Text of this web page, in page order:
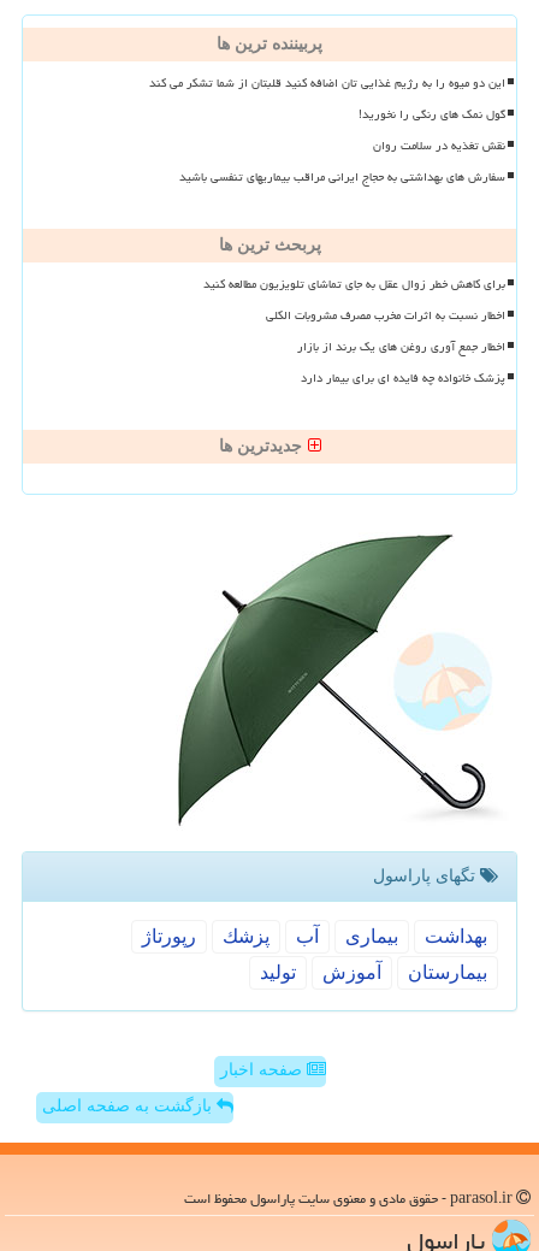
پربیننده ترین ها
این دو میوه را به رژیم غذایی تان اضافه کنید قلبتان از شما تشکر می کند
گول نمک های رنگی را نخورید!
نقش تغذیه در سلامت روان
سفارش های بهداشتی به حجاج ایرانی مراقب بیماریهای تنفسی باشید
پربحث ترین ها
برای کاهش خطر زوال عقل به جای تماشای تلویزیون مطالعه کنید
اخطار نسبت به اثرات مخرب مصرف مشروبات الکلی
اخطار جمع آوری روغن های یک برند از بازار
پزشک خانواده چه فایده ای برای بیمار دارد
جدیدترین ها
تگهای پاراسول
بهداشت بیماری آب پزشك
رپورتاژ
بیمارستان
آموزش تولید
صفحه اخبار
بازگشت به صفحه اصلی
پاراسول